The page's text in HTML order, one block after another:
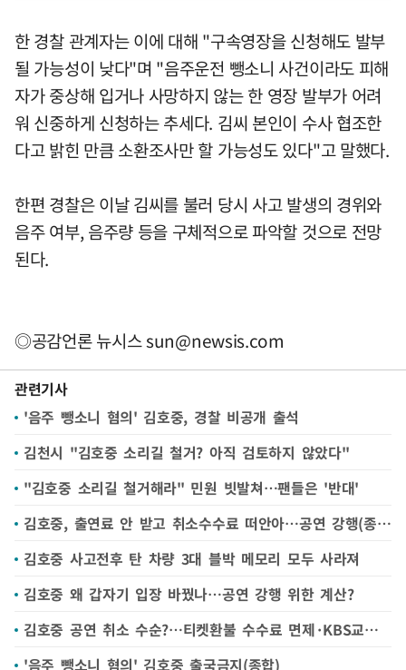
한 경찰 관계자는 이에 대해 "구속영장을 신청해도 발부
될 가능성이 낮다"며 "음주운전 뺑소니 사건이라도 피해
자가 중상해 입거나 사망하지 않는 한 영장 발부가 어려
워 신중하게 신청하는 추세다. 김씨 본인이 수사 협조한
다고 밝힌 만큼 소환조사만 할 가능성도 있다"고 말했다.
한편 경찰은 이날 김씨를 불러 당시 사고 발생의 경위와
음주 여부, 음주량 등을 구체적으로 파악할 것으로 전망
된다.
◎공감언론 뉴시스sun@newsis.com
관련기사
'음주 뺑소니 혐의' 김호중, 경찰 비공개 출석
김천시 "김호중 소리길 철거? 아직 검토하지 않았다"
"김호중 소리길 철거해라" 민원 빗발쳐…팬들은 '반대'
김호중, 출연료 안 받고 취소수수료 떠안아…공연 강행(종합2보)
김호중 사고전후 탄 차량 3대 블박 메모리 모두 사라져
김호중 왜 갑자기 입장 바꿨나…공연 강행 위한 계산?
김호중 공연 취소 수순?…티켓환불 수수료 면제·KBS교향악단 불참(종합)
'음주 뺑소니 혐의' 김호중 출국금지(종합)